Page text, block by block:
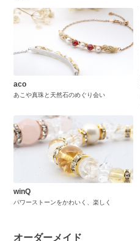
aco
あこや真珠と天然石のめぐり会い
winQ
パワーストーンをかわいく、楽しく
オーダーメイド